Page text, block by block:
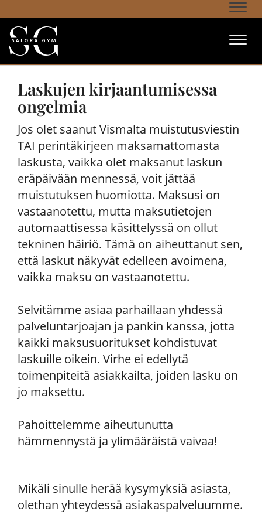
Laskujen kirjaantumisessa
ongelmia
Jos olet saanut Vismalta muistutusviestin
TAI perintäkirjeen maksamattomasta
laskusta, vaikka olet maksanut laskun
eräpäivään mennessä, voit jättää
muistutuksen huomiotta. Maksusi on
vastaanotettu, mutta maksutietojen
automaattisessa käsittelyssä on ollut
tekninen häiriö. Tämä on aiheuttanut sen,
että laskut näkyvät edelleen avoimena,
vaikka maksu on vastaanotettu.
Selvitämme asiaa parhaillaan yhdessä
palveluntarjoajan ja pankin kanssa, jotta
kaikki maksusuoritukset kohdistuvat
laskuille oikein. Virhe ei edellytä
toimenpiteitä asiakkailta, joiden lasku on
jo maksettu.
Pahoittelemme aiheutunutta
hämmennystä ja ylimääräistä vaivaa!
Mikäli sinulle herää kysymyksiä asiasta,
olethan yhteydessä asiakaspalveluumme.